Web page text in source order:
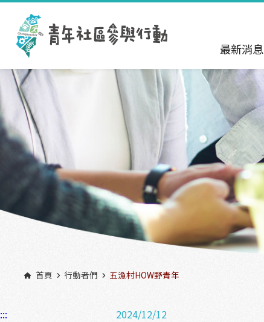
跳到主要內容區塊
最新消息
首頁 行動者們 五漁村HOW野青年
::: 2024/12/12